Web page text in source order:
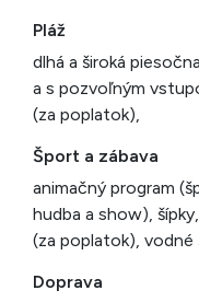
Pláž
dlhá a široká
a s pozvoľným
(za poplatok),
Šport a zábava
animačný program
hudba a show),
(za poplatok), vodné
Doprava